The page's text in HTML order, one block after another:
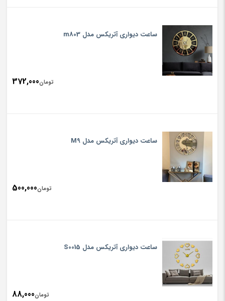
ساعت دیواری آتریکس مدل m803
تومان372,000
ساعت دیواری آتریکس مدل M9
تومان500,000
ساعت دیواری آتریکس مدل S0015
تومان88,000